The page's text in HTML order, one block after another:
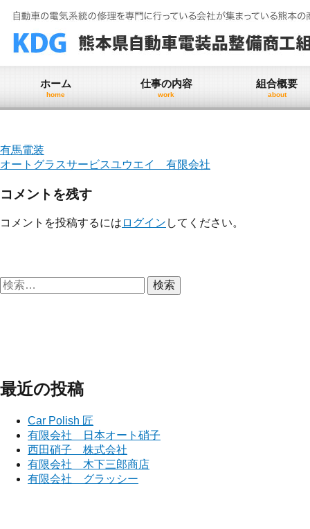
content
ホーム
home
仕事の内容
work
組合概要
about
投
稿
ナ
ビ
シ
有馬電装
オートグラスサービスユウエイ 有限会社
コメントを残す
コメントを投稿するには ログイン してください。
検
索:
最近の投稿
Car Polish 匠
有限会社 日本オート硝子
西田硝子 株式会社
有限会社 木下三郎商店
有限会社 グラッシー